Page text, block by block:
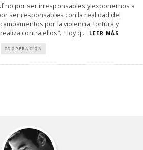
no por ser irresponsables y exponernos a
ser responsables con la realidad del
por la violencia, tortura y
contra ellos”. Hoy q... LEER MÁS
COOPERACIÓN